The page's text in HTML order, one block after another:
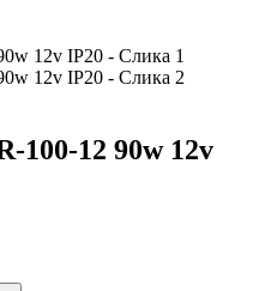
100-12 90w 12v